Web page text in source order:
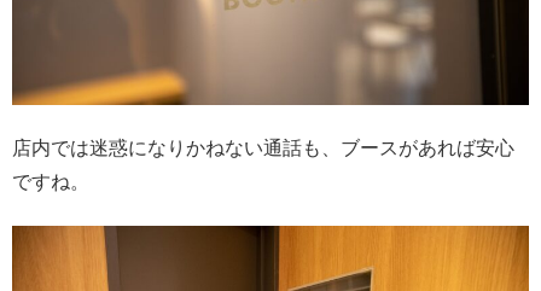
店内では迷惑になりかねない通話も、ブースがあれば安心
ですね。